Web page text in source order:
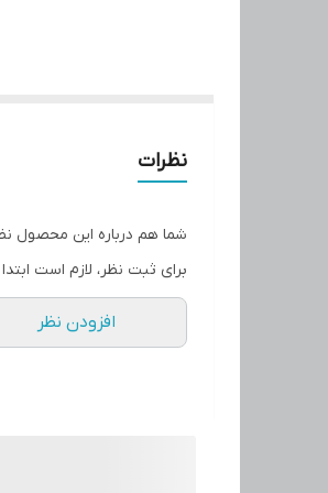
نظرات
شما هم درباره این محصول
برای ثبت نظر، لازم است
افزودن نظر